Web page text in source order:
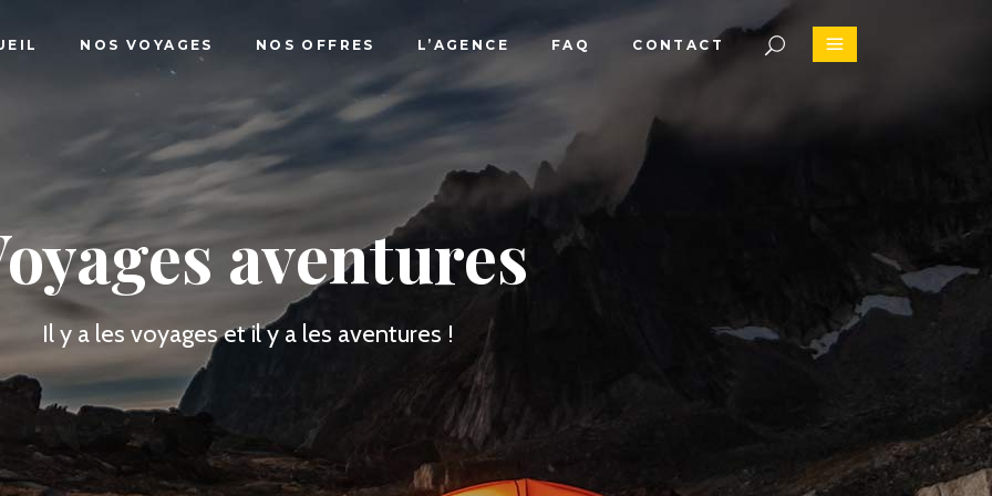
NOS VOYAGES NOS OFFRES L’AGENCE FAQ CONTACT
aventures
Il y a les voyages et il y a les aventures !